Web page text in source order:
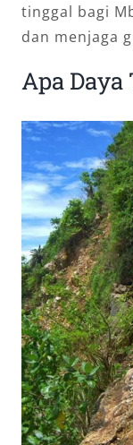
tinggal bagi
dan menjaga
Apa Daya